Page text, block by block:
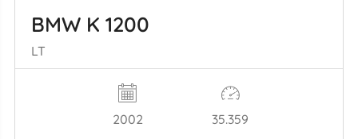
BMW K 1200
LT
2002 35.359